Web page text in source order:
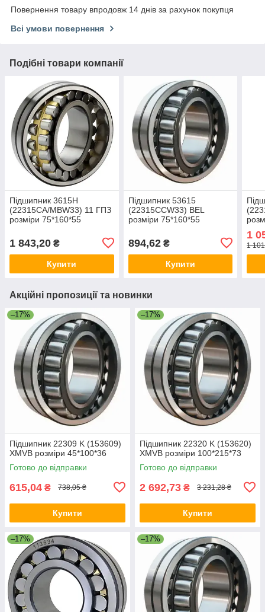
Повернення товару впродовж 14 днів за рахунок покупця
Всі умови повернення
Подібні товари компанії
Підшипник 3615Н
(22315CA/MBW33) 11 ГПЗ
розміри 75*160*55
1 843,20 ₴
Купити
Підшипник 53615
(22315CCW33) BEL
розміри 75*160*55
894,62₴
Купити
1
1
Акційні пропозиції та новинки
–17%
Підшипник 22309 K (153609)
XMVB розміри 45*100*36
Готово до відправки
615,04 ₴ 738,05 ₴
Купити
–17%
Підшипник 22320 K (153620)
XMVB розміри 100*215*73
Готово до відправки
2 692,73 ₴ 3 231,28 ₴
Купити
–17% –17%